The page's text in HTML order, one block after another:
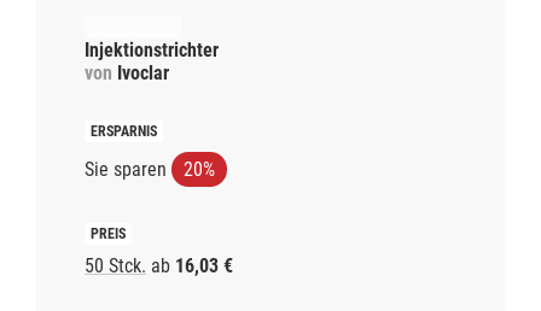
Injektionstrichter
von Ivoclar
Sie sparen 20%
50 Stck. ab 16,03 €